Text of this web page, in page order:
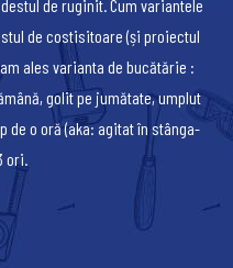
de ruginit. Cum variantele
de costisitoare (și proiectul
ales varianta de bucătărie :
golit pe jumătate, umplut
de o oră (aka: agitat în stânga-
ori.